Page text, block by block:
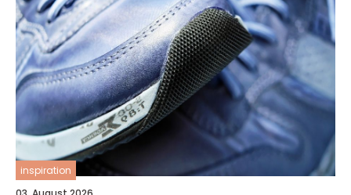
inspiration